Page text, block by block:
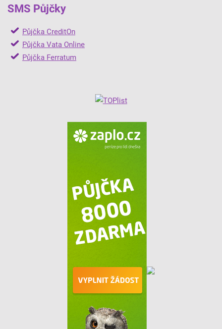
SMS Půjčky
Půjčka CreditOn
Půjčka Vata Online
Půjčka Ferratum